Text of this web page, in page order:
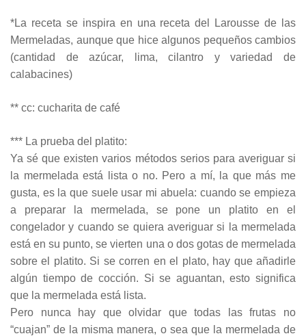
*La receta se inspira en una receta del Larousse de las
Mermeladas, aunque que hice algunos pequeños cambios
(cantidad de azúcar, lima, cilantro y variedad de
calabacines)
** cc: cucharita de café
*** La prueba del platito:
Ya sé que existen varios métodos serios para averiguar si
la mermelada está lista o no. Pero a mí, la que más me
gusta, es la que suele usar mi abuela: cuando se empieza
a preparar la mermelada, se pone un platito en el
congelador y cuando se quiera averiguar si la mermelada
está en su punto, se vierten una o dos gotas de mermelada
sobre el platito. Si se corren en el plato, hay que añadirle
algún tiempo de cocción. Si se aguantan, esto significa
que la mermelada está lista.
Pero nunca hay que olvidar que todas las frutas no
“cuajan” de la misma manera, o sea que la mermelada de